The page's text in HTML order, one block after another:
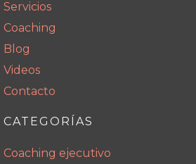
Servicios
Coaching
Blog
Videos
Contacto
CATEGORÍAS
Coaching ejecutivo